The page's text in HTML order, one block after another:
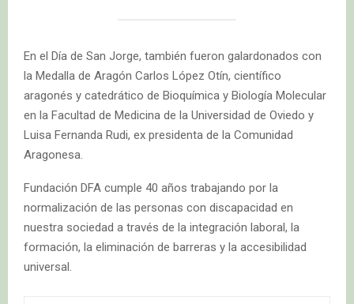
En el Día de San Jorge, también fueron galardonados con
la Medalla de Aragón Carlos López Otín, científico
aragonés y catedrático de Bioquímica y Biología Molecular
en la Facultad de Medicina de la Universidad de Oviedo y
Luisa Fernanda Rudi, ex presidenta de la Comunidad
Aragonesa.
Fundación DFA cumple 40 años trabajando por la
normalización de las personas con discapacidad en
nuestra sociedad a través de la integración laboral, la
formación, la eliminación de barreras y la accesibilidad
universal.